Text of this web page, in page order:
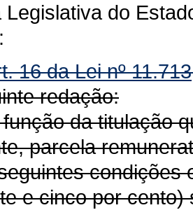
Legislativa do
16 da Lei nº
redação:
da titulação
parcela
condições
e cinco por